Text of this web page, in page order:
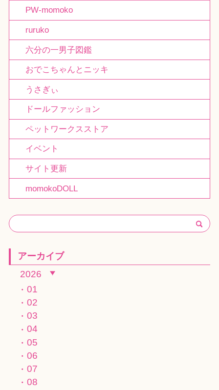
PW-momoko
ruruko
六分の一男子図鑑
おでこちゃんとニッキ
うさぎぃ
ドールファッション
ペットワークスストア
イベント
サイト更新
momokoDOLL
アーカイブ
2026
01
02
03
04
05
06
07
08